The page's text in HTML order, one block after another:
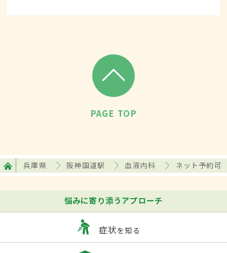
PAGE TOP
兵庫県 阪神国道駅 血液内科 ネット予約可
悩みに寄り添うアプローチ
症状を知る